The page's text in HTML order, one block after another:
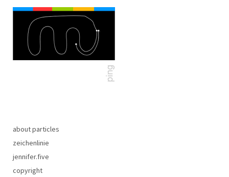
about particles
zeichenlinie
jennifer.five
copyright